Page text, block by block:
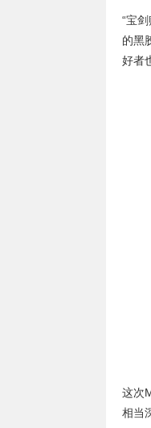
“宝
的黑
好者
这次
相当